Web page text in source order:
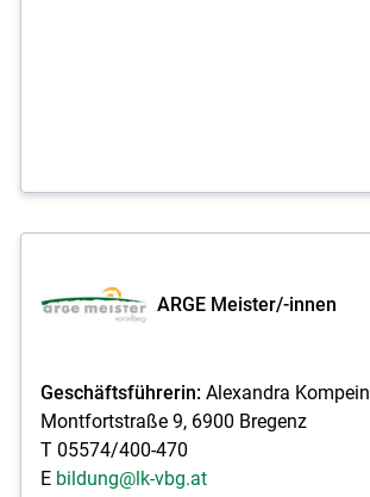
ARGE Meister/-innen
Geschäftsführerin:Alexandra Kompein
Montfortstraße 9, 6900 Bregenz
T 05574/400-470
E bildung@lk-vbg.at